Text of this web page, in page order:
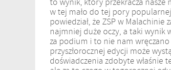
w tej mało do tej pory
powiedział, że ZSP w
najmniej duże oczy, a taki wynik
za podium i to nie nam
przyszłorocznej edycji może
doświadczenia zdobyte właśnie